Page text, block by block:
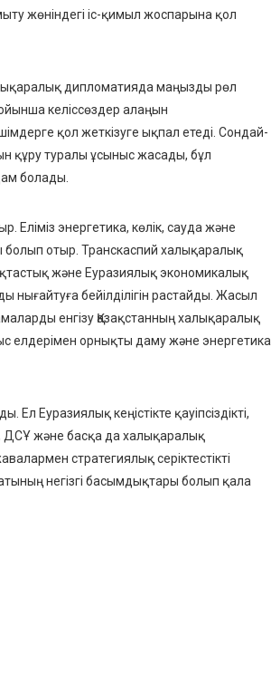
жөніндегі іс-қимыл жоспарына қол
дипломатияда маңызды рөл
келіссөздер алаңын
қол жеткізуге ықпал етеді. Сондай-
құру туралы ұсыныс жасады, бұл
болады.
Еліміз энергетика, көлік, сауда және
болып отыр. Транскаспий халықаралық
және Еуразиялық экономикалық
нығайтуға бейілділігін растайды. Жасыл
енгізу Қазақстанның халықаралық
елдерімен орнықты даму және энергетика
Еуразиялық кеңістікте қауіпсіздікті,
ДСҰ және басқа да халықаралық
стратегиялық серіктестікті
негізгі басымдықтары болып қала